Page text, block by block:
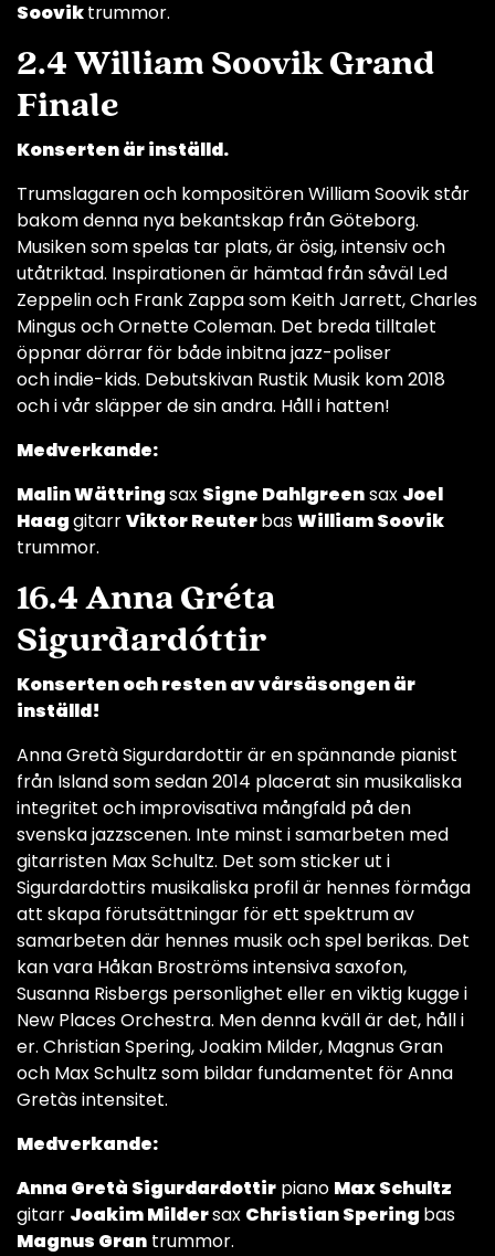
Sooviktrummor.
2.4 William Soovik Grand
Finale
Konserten är inställd.
Trumslagaren och kompositören William Soovik står
bakom denna nya bekantskap från Göteborg.
Musiken som spelas tar plats, är ösig, intensiv och
utåtriktad. Inspirationen är hämtad från såväl Led
Zeppelin och Frank Zappa som Keith Jarrett, Charles
Mingus och Ornette Coleman. Det breda tilltalet
öppnar dörrar för både inbitna jazz-poliser
och indie-kids. Debutskivan Rustik Musik kom 2018
och i vår släpper de sin andra. Håll i hatten!
Medverkande:
Malin Wättringsax Signe Dahlgreensax Joel
HaaggitarrViktor ReuterbasWilliam Soovik
trummor.
16.4 Anna Gréta
Sigurðardóttir
Konserten och resten av vårsäsongen är
inställd!
Anna Gretà Sigurdardottir är en spännande pianist
från Island som sedan 2014 placerat sin musikaliska
integritet och improvisativa mångfald på den
svenska jazzscenen. Inte minst i samarbeten med
gitarristen Max Schultz. Det som sticker ut i
Sigurdardottirs musikaliska profil är hennes förmåga
att skapa förutsättningar för ett spektrum av
samarbeten där hennes musik och spel berikas. Det
kan vara Håkan Broströms intensiva saxofon,
Susanna Risbergs personlighet eller en viktig kugge i
New Places Orchestra. Men denna kväll är det, håll i
er. Christian Spering, Joakim Milder, Magnus Gran
och Max Schultz som bildar fundamentet för Anna
Gretàs intensitet.
Medverkande:
Anna Gretà Sigurdardottir piano Max Schultz
gitarr Joakim Mildersax Christian Spering bas
Magnus Gran trummor.